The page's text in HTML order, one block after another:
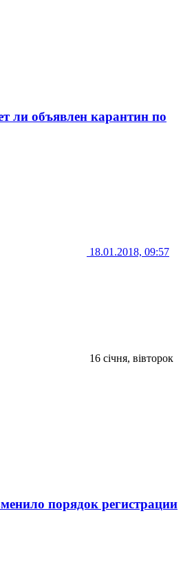
ли объявлен карантин по
18.01.2018, 09:57
16 січня, вівторок
порядок регистрации